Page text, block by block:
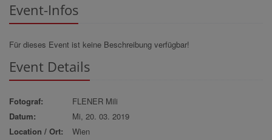
Event-Infos
Für dieses Event ist keine Beschreibung verfügbar!
Event Details
Fotograf:
FLENER Mili
Datum:
Mi, 20. 03. 2019
Location / Ort:
Wien